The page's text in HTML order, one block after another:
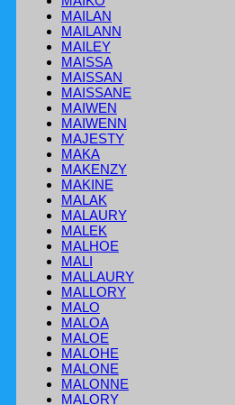
MAILAN
MAILANN
MAILEY
MAISSA
MAISSAN
MAISSANE
MAIWEN
MAIWENN
MAJESTY
MAKA
MAKENZY
MAKINE
MALAK
MALAURY
MALEK
MALHOE
MALI
MALLAURY
MALLORY
MALO
MALOA
MALOE
MALOHE
MALONE
MALONNE
MALORY